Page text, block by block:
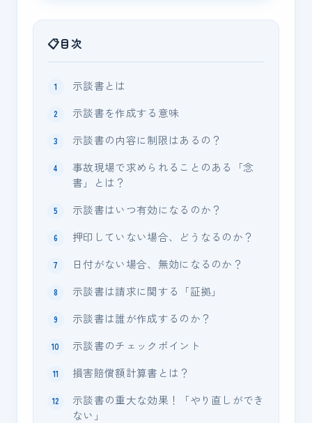
目次
示談書とは
示談書を作成する意味
示談書の内容に制限はあるの？
事故現場で求められることのある「念
書」とは？
示談書はいつ有効になるのか？
押印していない場合、どうなるのか？
日付がない場合、無効になるのか？
示談書は請求に関する「証拠」
示談書は誰が作成するのか？
示談書のチェックポイント
損害賠償額計算書とは？
示談書の重大な効果！「やり直しができ
ない」